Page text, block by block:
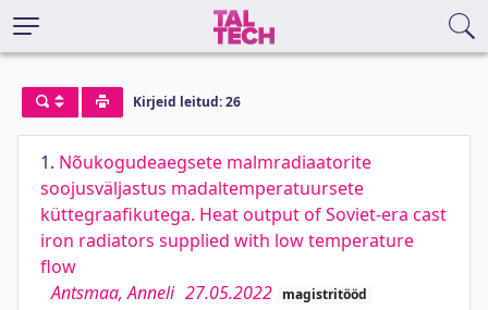
Kirjeid leitud: 26
1. Nõukogudeaegsete malmradiaatorite
soojusväljastus madaltemperatuursete
küttegraafikutega. Heat output of Soviet-era cast
iron radiators supplied with low temperature
flow
Antsmaa, Anneli 27.05.2022 magistritööd